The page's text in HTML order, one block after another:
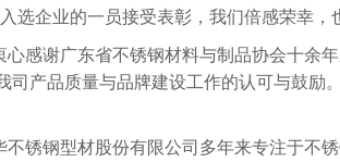
选企业的一员接受表彰，我们倍感荣幸，
心感谢广东省不锈钢材料与制品协会十余
司产品质量与品牌建设工作的认可与鼓励
不锈钢型材股份有限公司多年来专注于不